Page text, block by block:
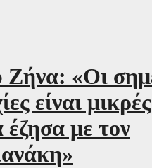
«Οι
είναι
έζησα με τον